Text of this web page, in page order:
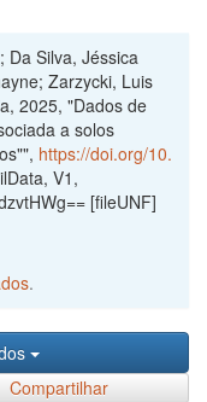
Da Silva, Jéssica
Zarzycki, Luis
2025, "Dados de
a solos
https://doi.org/10.
V1,
[fileUNF]
.
Compartilhar